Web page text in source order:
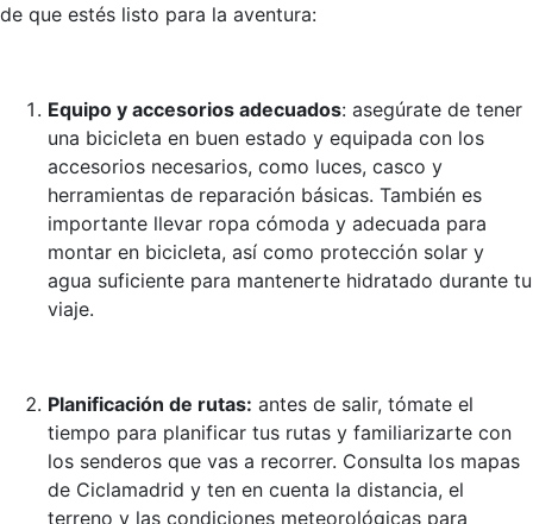
de que estés listo para la aventura:
Equipo y accesorios adecuados: asegúrate de tener
una bicicleta en buen estado y equipada con los
accesorios necesarios, como luces, casco y
herramientas de reparación básicas. También es
importante llevar ropa cómoda y adecuada para
montar en bicicleta, así como protección solar y
agua suficiente para mantenerte hidratado durante tu
viaje.
Planificación de rutas: antes de salir, tómate el
tiempo para planificar tus rutas y familiarizarte con
los senderos que vas a recorrer. Consulta los mapas
de Ciclamadrid y ten en cuenta la distancia, el
terreno y las condiciones meteorológicas para